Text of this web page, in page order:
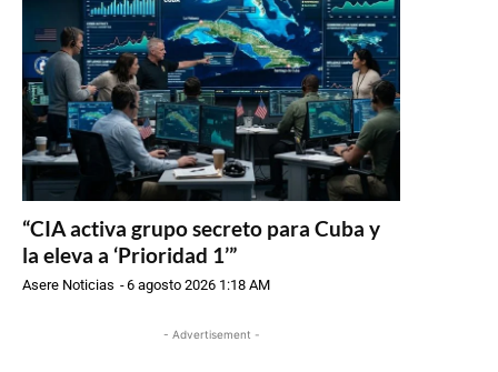
“CIA activa grupo secreto para Cuba y
la eleva a ‘Prioridad 1’”
Asere Noticias -6 agosto 2026 1:18 AM
- Advertisement -